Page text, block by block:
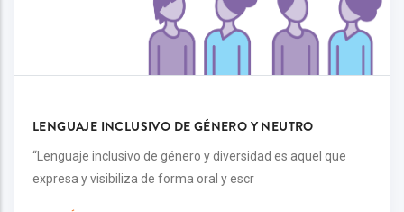
LENGUAJE INCLUSIVO DE GÉNERO Y NEUTRO
“Lenguaje inclusivo de género y diversidad es aquel que
expresa y visibiliza de forma oral y escr